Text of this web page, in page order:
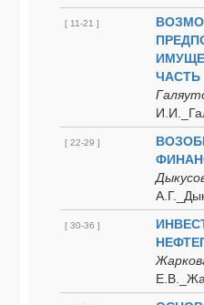
[ 11-21 ]
ЧАСТЬ
[ 22-29 ]
[ 30-36 ]